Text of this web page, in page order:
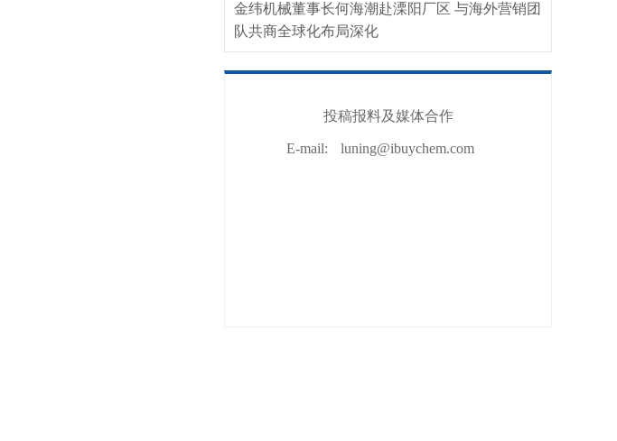
金纬机械董事长何海潮赴溧阳厂区 与海外营销团
队共商全球化布局深化
投稿报料及媒体合作
E-mail: luning@ibuychem.com